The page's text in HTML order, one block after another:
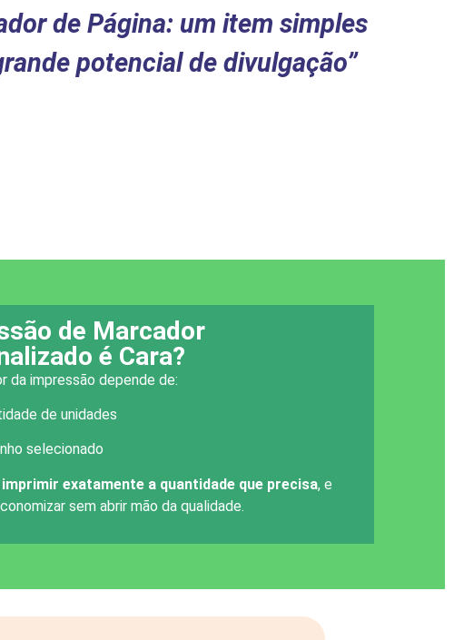
de Página: um item simples
potencial de divulgação​”
de Marcador
é Cara?
da impressão depende de:
de unidades
selecionado
imprimir exatamente a quantidade que precisa, e
sem abrir mão da qualidade.